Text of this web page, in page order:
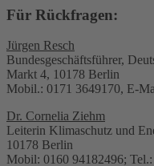
Für Rückfragen:
Jürgen Resch
Bundesgeschäftsführer,
Markt 4, 10178 Berlin
Mobil.: 0171 3649170, E-
Dr. Cornelia Ziehm
Leiterin Klimaschutz und
10178 Berlin
Mobil: 0160 94182496;